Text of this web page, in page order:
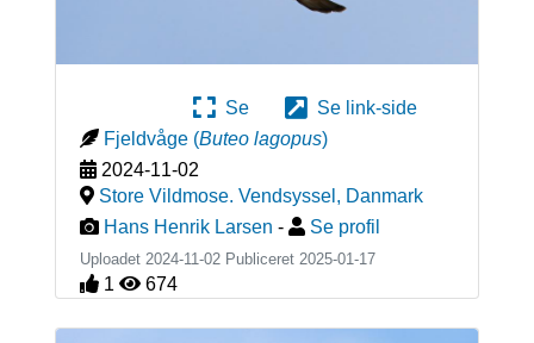
Se
Se link-side
Fjeldvåge (Buteo lagopus)
2024-11-02
Store Vildmose. Vendsyssel , Danmark
Hans Henrik Larsen - Se profil
Uploadet 2024-11-02 Publiceret 2025-01-17
1 674